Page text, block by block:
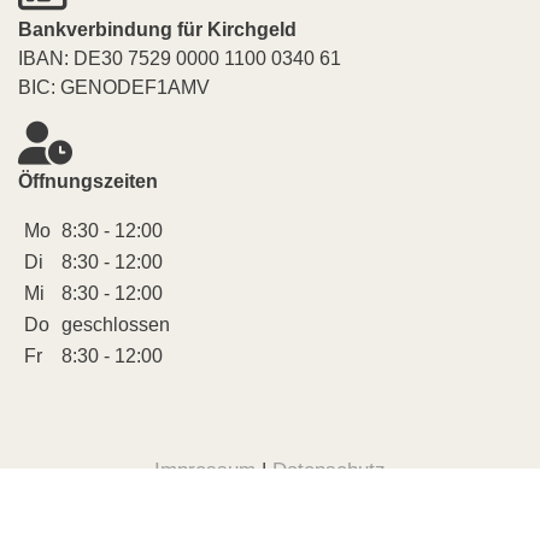
Bankverbindung für Kirchgeld
IBAN: DE30 7529 0000 1100 0340 61
BIC: GENODEF1AMV
Öffnungszeiten
Mo 8:30 - 12:00
Di
8:30 - 12:00
Mi
8:30 - 12:00
Do geschlossen
Fr
8:30 - 12:00
Impressum | Datenschutz